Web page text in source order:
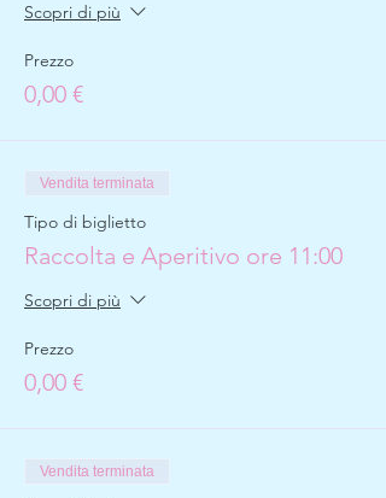
Scopri di più
Prezzo
0,00 €
Vendita terminata
Tipo di biglietto
Raccolta e Aperitivo ore 11:00
Scopri di più
Prezzo
0,00 €
Vendita terminata